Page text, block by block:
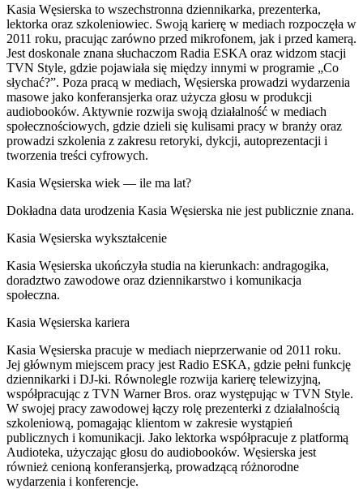
Kasia Węsierska to wszechstronna dziennikarka, prezenterka,
lektorka oraz szkoleniowiec. Swoją karierę w mediach rozpoczęła w
2011 roku, pracując zarówno przed mikrofonem, jak i przed kamerą.
Jest doskonale znana słuchaczom Radia ESKA oraz widzom stacji
TVN Style, gdzie pojawiała się między innymi w programie „Co
słychać?”. Poza pracą w mediach, Węsierska prowadzi wydarzenia
masowe jako konferansjerka oraz użycza głosu w produkcji
audiobooków. Aktywnie rozwija swoją działalność w mediach
społecznościowych, gdzie dzieli się kulisami pracy w branży oraz
prowadzi szkolenia z zakresu retoryki, dykcji, autoprezentacji i
tworzenia treści cyfrowych.
Kasia Węsierska wiek — ile ma lat?
Dokładna data urodzenia Kasia Węsierska nie jest publicznie znana.
Kasia Węsierska wykształcenie
Kasia Węsierska ukończyła studia na kierunkach: andragogika,
doradztwo zawodowe oraz dziennikarstwo i komunikacja
społeczna.
Kasia Węsierska kariera
Kasia Węsierska pracuje w mediach nieprzerwanie od 2011 roku.
Jej głównym miejscem pracy jest Radio ESKA, gdzie pełni funkcję
dziennikarki i DJ-ki. Równolegle rozwija karierę telewizyjną,
współpracując z TVN Warner Bros. oraz występując w TVN Style.
W swojej pracy zawodowej łączy rolę prezenterki z działalnością
szkoleniową, pomagając klientom w zakresie wystąpień
publicznych i komunikacji. Jako lektorka współpracuje z platformą
Audioteka, użyczając głosu do audiobooków. Węsierska jest
również cenioną konferansjerką, prowadzącą różnorodne
wydarzenia i konferencje.